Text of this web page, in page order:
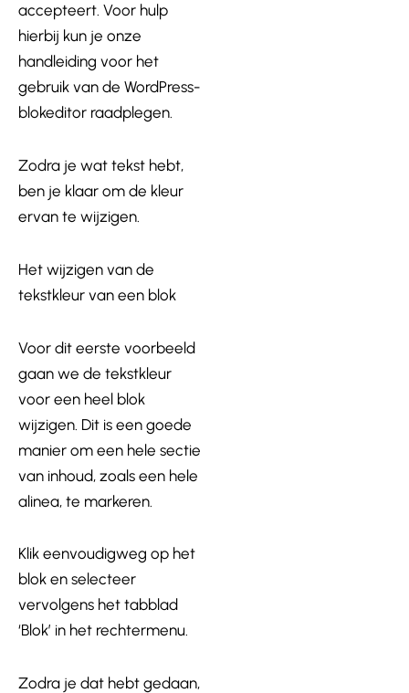
accepteert. Voor hulp
hierbij kun je onze
handleiding voor het
gebruik van de WordPress-
blokeditor raadplegen.
Zodra je wat tekst hebt,
ben je klaar om de kleur
ervan te wijzigen.
Het wijzigen van de
tekstkleur van een blok
Voor dit eerste voorbeeld
gaan we de tekstkleur
voor een heel blok
wijzigen. Dit is een goede
manier om een hele sectie
van inhoud, zoals een hele
alinea, te markeren.
Klik eenvoudigweg op het
blok en selecteer
vervolgens het tabblad
‘Blok’ in het rechtermenu.
Zodra je dat hebt gedaan,